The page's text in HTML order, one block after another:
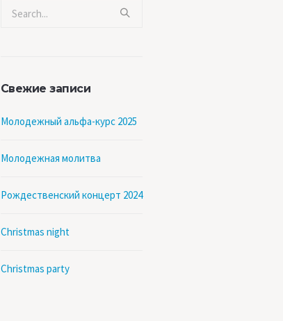
Свежие записи
Молодежный альфа-курс 2025
Молодежная молитва
Рождественский концерт 2024
Christmas night
Christmas party